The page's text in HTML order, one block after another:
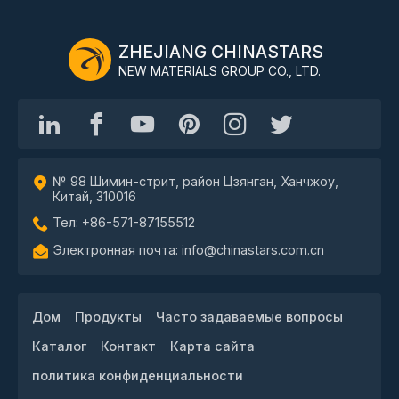
ZHEJIANG CHINASTARS
NEW MATERIALS GROUP CO., LTD.
№ 98 Шимин-стрит, район Цзянган, Ханчжоу,
Китай, 310016
Тел: +86-571-87155512
Электронная почта: info@chinastars.com.cn
Дом Продукты
Часто задаваемые вопросы
Каталог
Контакт
Карта сайта
политика конфиденциальности